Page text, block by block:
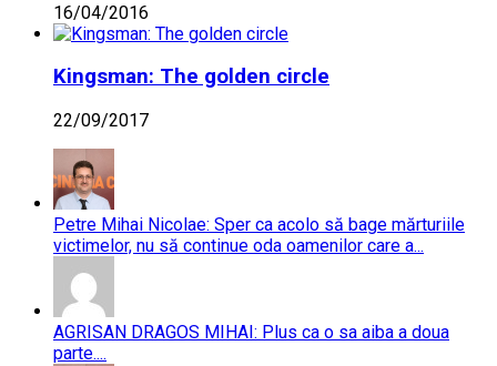
16/04/2016
Kingsman: The golden circle
22/09/2017
Petre Mihai Nicolae: Sper ca acolo să bage mărturiile
victimelor, nu să continue oda oamenilor care a...
AGRISAN DRAGOS MIHAI: Plus ca o sa aiba a doua
parte....